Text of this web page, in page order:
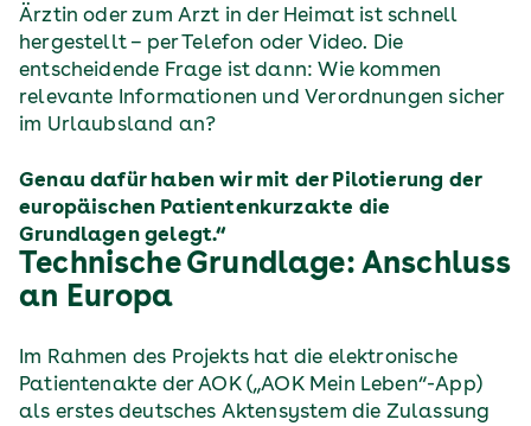
Ärztin oder zum Arzt in der Heimat ist schnell
hergestellt – per Telefon oder Video. Die
entscheidende Frage ist dann: Wie kommen
relevante Informationen und Verordnungen sicher
im Urlaubsland an?
Genau dafür haben wir mit der Pilotierung der
europäischen Patientenkurzakte die
Grundlagen gelegt.“
Technische Grundlage: Anschluss
an Europa
Im Rahmen des Projekts hat die elektronische
Patientenakte der AOK („AOK Mein Leben“-App)
als erstes deutsches Aktensystem die Zulassung